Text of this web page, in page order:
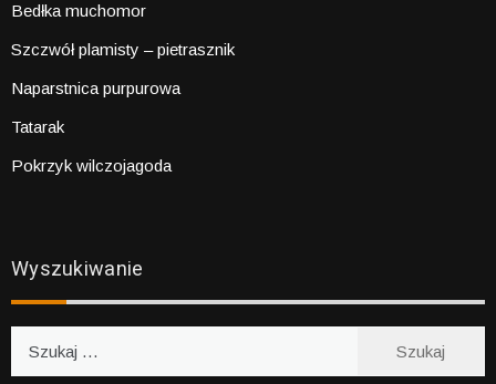
Bedłka muchomor
Szczwół plamisty – pietrasznik
Naparstnica purpurowa
Tatarak
Pokrzyk wilczojagoda
Wyszukiwanie